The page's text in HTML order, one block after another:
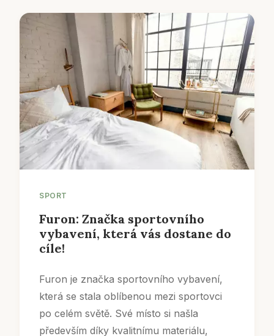
SPORT
Furon: Značka sportovního
vybavení, která vás dostane do
cíle!
Furon je značka sportovního vybavení,
která se stala oblíbenou mezi sportovci
po celém světě. Své místo si našla
především díky kvalitnímu materiálu,